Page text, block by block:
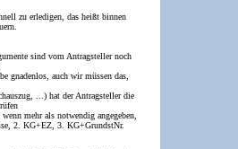
zu erledigen, das heißt binnen
sind vom Antragsteller noch
gnadenlos, auch wir müssen das,
...) hat der Antragsteller die
mehr als notwendig angegeben,
2. KG+EZ, 3. KG+GrundstNr.